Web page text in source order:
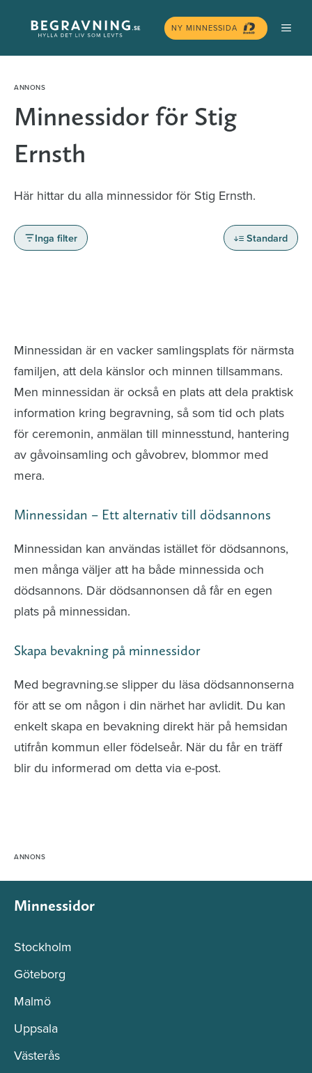
innehåll
NY MINNESSIDA
Minnessidor för Stig
Ernsth
Här hittar du alla minnessidor för Stig Ernsth.
Inga filter Standard
Minnessidan är en vacker samlingsplats för närmsta
familjen, att dela känslor och minnen tillsammans.
Men minnessidan är också en plats att dela praktisk
information kring begravning, så som tid och plats
för ceremonin, anmälan till minnesstund, hantering
av gåvoinsamling och gåvobrev, blommor med
mera.
Minnessidan – Ett alternativ till dödsannons
Minnessidan kan användas istället för dödsannons,
men många väljer att ha både minnessida och
dödsannons. Där dödsannonsen då får en egen
plats på minnessidan.
Skapa bevakning på minnessidor
Med begravning.se slipper du läsa dödsannonserna
för att se om någon i din närhet har avlidit. Du kan
enkelt skapa en bevakning direkt här på hemsidan
utifrån kommun eller födelseår. När du får en träff
blir du informerad om detta via e-post.
Minnessidor
Stockholm
Göteborg
Malmö
Uppsala
Västerås